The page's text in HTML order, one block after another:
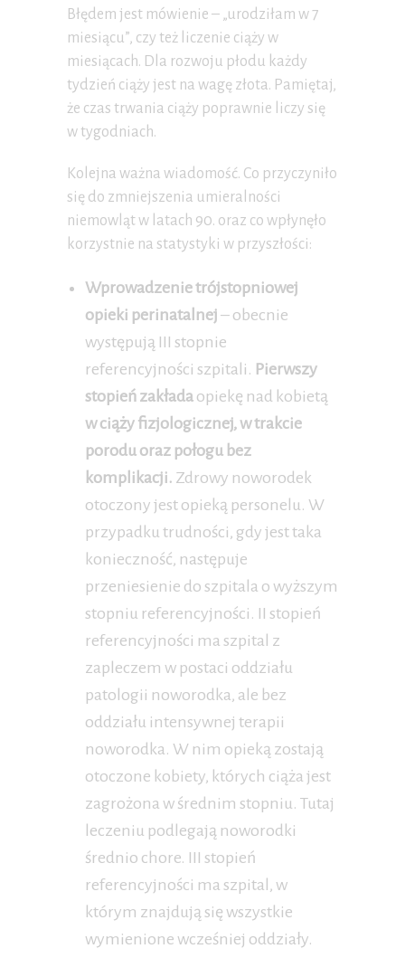
Błędem jest mówienie – „urodziłam w 7
miesiącu”, czy też liczenie ciąży w
miesiącach. Dla rozwoju płodu każdy
tydzień ciąży jest na wagę złota. Pamiętaj,
że czas trwania ciąży poprawnie liczy się
w tygodniach.
Kolejna ważna wiadomość. Co przyczyniło
się do zmniejszenia umieralności
niemowląt w latach 90. oraz co wpłynęło
korzystnie na statystyki w przyszłości:
Wprowadzenie trójstopniowej
opieki perinatalnej – obecnie
występują III stopnie
referencyjności szpitali. Pierwszy
stopień zakłada opiekę nad kobietą
w ciąży fizjologicznej, w trakcie
porodu oraz połogu bez
komplikacji. Zdrowy noworodek
otoczony jest opieką personelu. W
przypadku trudności, gdy jest taka
konieczność, następuje
przeniesienie do szpitala o wyższym
stopniu referencyjności. II stopień
referencyjności ma szpital z
zapleczem w postaci oddziału
patologii noworodka, ale bez
oddziału intensywnej terapii
noworodka. W nim opieką zostają
otoczone kobiety, których ciąża jest
zagrożona w średnim stopniu. Tutaj
leczeniu podlegają noworodki
średnio chore. III stopień
referencyjności ma szpital, w
którym znajdują się wszystkie
wymienione wcześniej oddziały.